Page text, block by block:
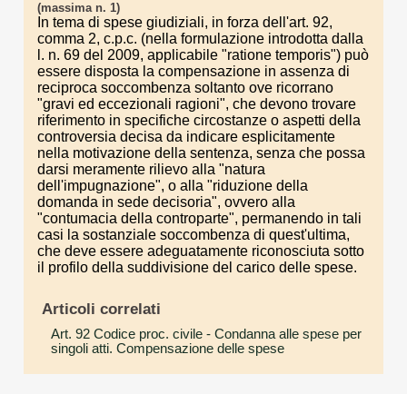
(massima n. 1)
In tema di spese giudiziali, in forza dell'art. 92,
comma 2, c.p.c. (nella formulazione introdotta dalla
l. n. 69 del 2009, applicabile "ratione temporis") può
essere disposta la compensazione in assenza di
reciproca soccombenza soltanto ove ricorrano
"gravi ed eccezionali ragioni", che devono trovare
riferimento in specifiche circostanze o aspetti della
controversia decisa da indicare esplicitamente
nella motivazione della sentenza, senza che possa
darsi meramente rilievo alla "natura
dell'impugnazione", o alla "riduzione della
domanda in sede decisoria", ovvero alla
"contumacia della controparte", permanendo in tali
casi la sostanziale soccombenza di quest'ultima,
che deve essere adeguatamente riconosciuta sotto
il profilo della suddivisione del carico delle spese.
Articoli correlati
Art. 92 Codice proc. civile - Condanna alle spese per
singoli atti. Compensazione delle spese